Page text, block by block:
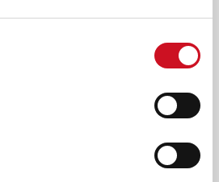
gevraagd een plantje of bloemetje
Welke bak is het